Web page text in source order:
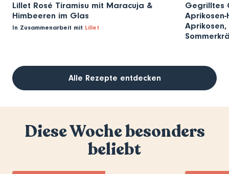
Lillet Rosé Tiramisu mit Maracuja &
Himbeeren im Glas
In Zusammenarbeit mit Lillet
Gegrilltes
Aprikosen,
Alle Rezepte entdecken
Diese Woche besonders
beliebt